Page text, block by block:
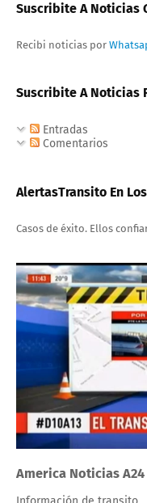
Suscribite A Noticias
Recibi noticias por
Suscribite A Noticias
Entradas
Comentarios
AlertasTransito En
Casos de éxito. Ellos
America Noticias A24